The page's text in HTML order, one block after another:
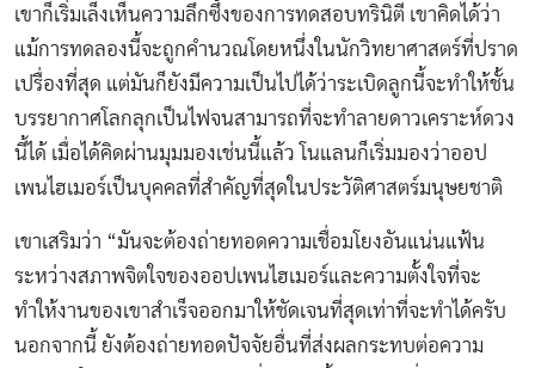
เขาก็เริ่มเล็งเห็นความลึกซึ้งของการทดสอบทรินิตี เขาคิดได้ว่า
แม้การทดลองนี้จะถูกคำนวณโดยหนึ่งในนักวิทยาศาสตร์ที่ปราด
เปรื่องที่สุด แต่มันก็ยังมีความเป็นไปได้ว่าระเบิดลูกนี้จะทำให้ชั้น
บรรยากาศโลกลุกเป็นไฟจนสามารถที่จะทำลายดาวเคราะห์ดวง
นี้ได้ เมื่อได้คิดผ่านมุมมองเช่นนี้แล้ว โนแลนก็เริ่มมองว่าออป
เพนไฮเมอร์เป็นบุคคลที่สำคัญที่สุดในประวัติศาสตร์มนุษยชาติ
เขาเสริมว่า “มันจะต้องถ่ายทอดความเชื่อมโยงอันแน่นแฟ้น
ระหว่างสภาพจิตใจของออปเพนไฮเมอร์และความตั้งใจที่จะ
ทำให้งานของเขาสำเร็จออกมาให้ชัดเจนที่สุดเท่าที่จะทำได้ครับ
นอกจากนี้ ยังต้องถ่ายทอดปัจจัยอื่นที่ส่งผลกระทบต่อความ